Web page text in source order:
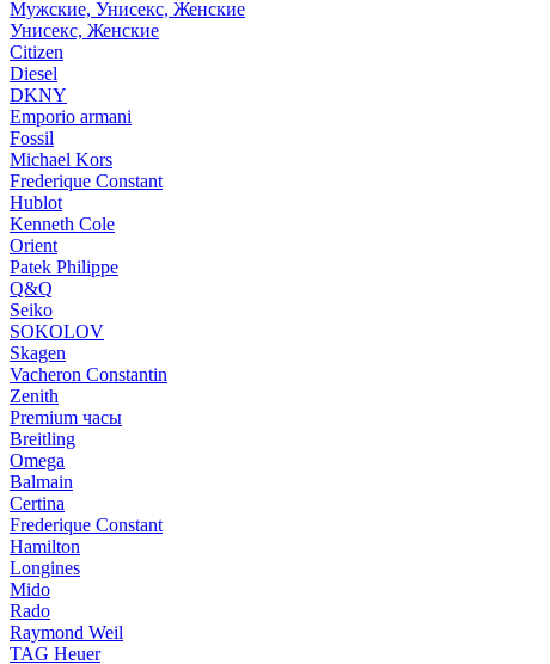
Мужские, Унисекс, Женские
Унисекс, Женские
Citizen
Diesel
DKNY
Emporio armani
Fossil
Michael Kors
Frederique Constant
Hublot
Kenneth Cole
Orient
Patek Philippe
Q&Q
Seiko
SOKOLOV
Skagen
Vacheron Constantin
Zenith
Premium часы
Breitling
Omega
Balmain
Certina
Frederique Constant
Hamilton
Longines
Mido
Rado
Raymond Weil
TAG Heuer